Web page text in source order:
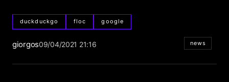
duckduckgo floc google
giorgos09/04/2021 21:16 news